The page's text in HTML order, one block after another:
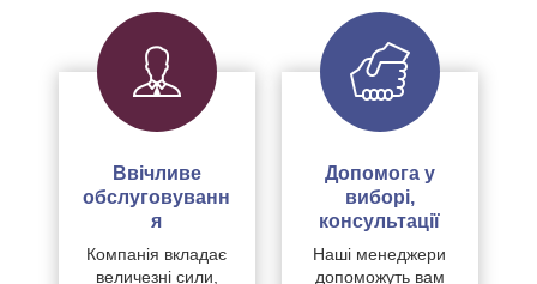
Ввічливе
обслуговуванн
я
Компанія вкладає
величезні сили,
Допомога у
виборі,
консультації
Наші менеджери
допоможуть вам